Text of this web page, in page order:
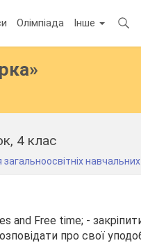
Олімпіада Інше
4 клас
and Free time; -
про свої